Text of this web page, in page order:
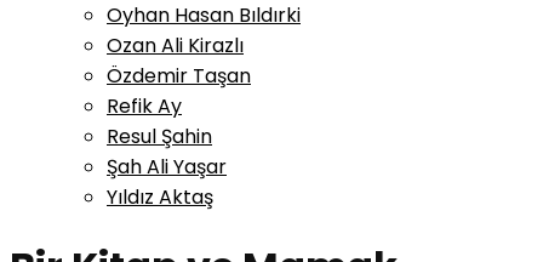
Oyhan Hasan Bıldırki
Ozan Ali Kirazlı
Özdemir Taşan
Refik Ay
Resul Şahin
Şah Ali Yaşar
Yıldız Aktaş